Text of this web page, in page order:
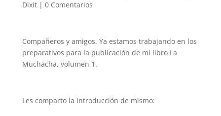
Dixit| 0 Comentarios
Compañeros y amigos. Ya estamos trabajando en los
preparativos para la publicación de mi libro La
Muchacha, volumen 1.
Les comparto la introducción de mismo: